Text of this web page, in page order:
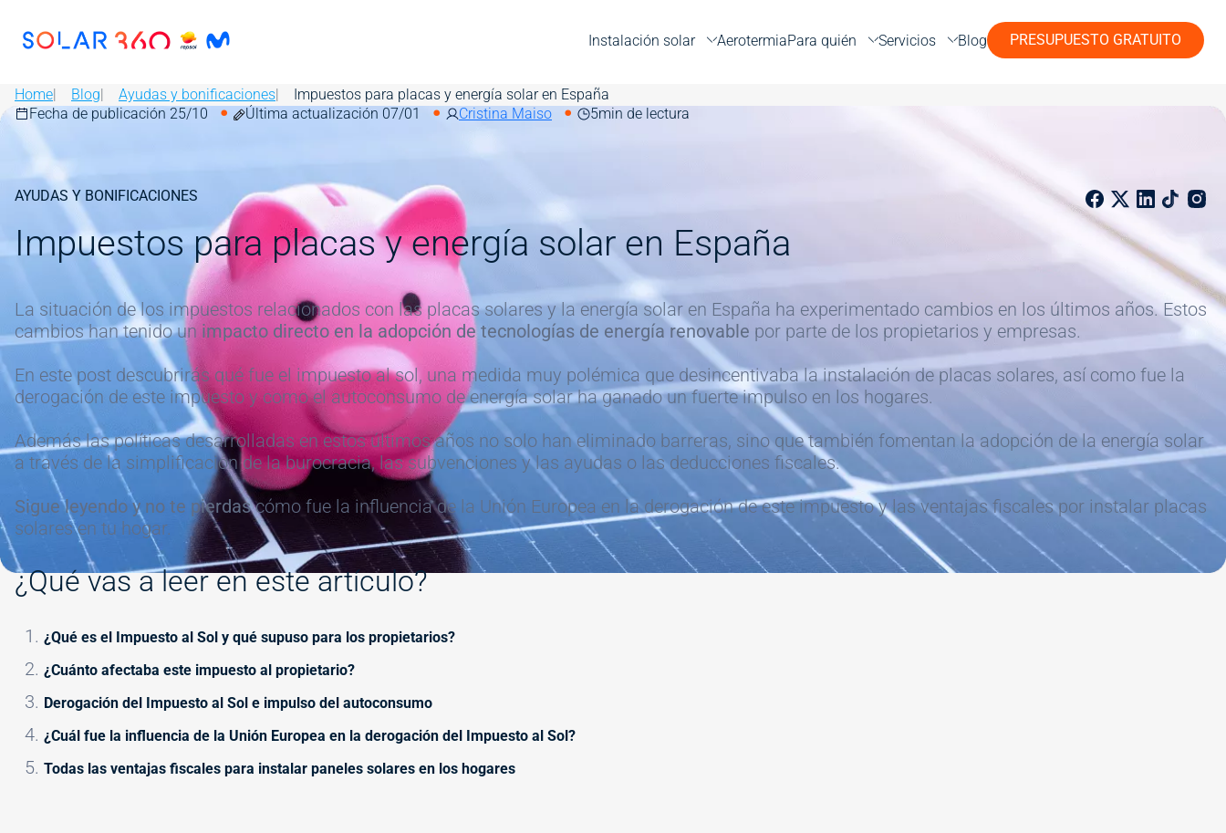
Image
Instalación solar AerotermiaPara quién Servicios Blog PRESUPUESTO GRATUITO
Home Blog Ayudas y bonificaciones Impuestos para placas y energía solar en España
ImageFecha de publicación 25/10 Última actualización 07/01 Cristina Maiso 5min de lectura
AYUDAS Y BONIFICACIONES
Impuestos para placas y energía solar en España
La situación de los impuestos relacionados con las placas solares y la energía solar en España ha experimentado cambios en los últimos años. Estos
cambios han tenido un impacto directo en la adopción de tecnologías de energía renovable por parte de los propietarios y empresas.
En este post descubrirás qué fue el impuesto al sol, una medida muy polémica que desincentivaba la instalación de placas solares, así como fue la
derogación de este impuesto y como el autoconsumo de energía solar ha ganado un fuerte impulso en los hogares.
Además las políticas desarrolladas en estos últimos años no solo han eliminado barreras, sino que también fomentan la adopción de la energía solar
a través de la simplificación de la burocracia, las subvenciones y las ayudas o las deducciones fiscales.
Sigue leyendo y no te pierdascómo fue la influencia de la Unión Europea en la derogación de este impuesto y las ventajas fiscales por instalar placas
solares en tu hogar.
¿Qué vas a leer en este artículo?
¿Qué es el Impuesto al Sol y qué supuso para los propietarios?
¿Cuánto afectaba este impuesto al propietario?
Derogación del Impuesto al Sol e impulso del autoconsumo
¿Cuál fue la influencia de la Unión Europea en la derogación del Impuesto al Sol?
Todas las ventajas fiscales para instalar paneles solares en los hogares